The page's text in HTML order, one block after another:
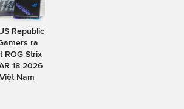
Republic
ra
ROG Strix
18 2026
Nam